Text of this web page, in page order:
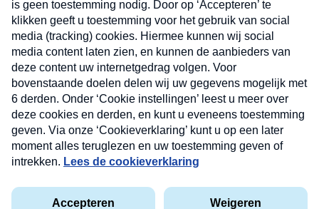
Privacyverklaring
Cookieverklaring
Nieuwsbrief
Neem hier een gratis abonnement op onze
nieuwsbrief. Elke vrijdag- en dinsdagochtend in uw